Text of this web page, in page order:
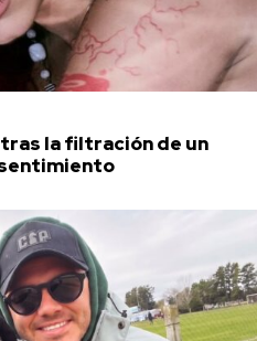
la filtración de un